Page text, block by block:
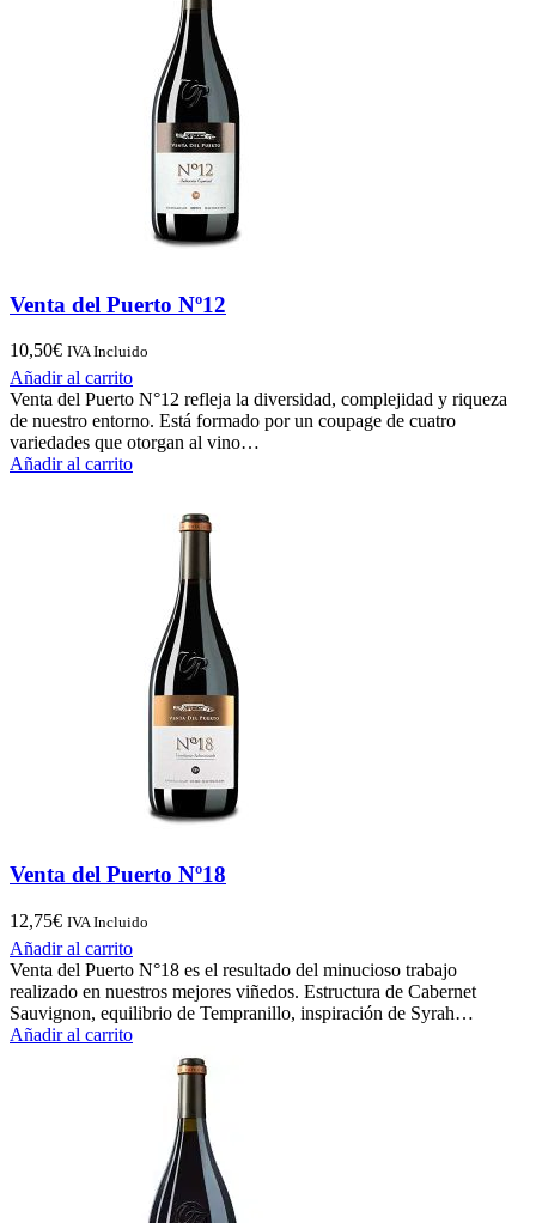
Venta del Puerto Nº12
10,50€ IVA Incluido
Añadir al carrito
Venta del Puerto N°12 refleja la diversidad, complejidad y riqueza
de nuestro entorno. Está formado por un coupage de cuatro
variedades que otorgan al vino…
Añadir al carrito
Venta del Puerto Nº18
12,75€ IVA Incluido
Añadir al carrito
Venta del Puerto N°18 es el resultado del minucioso trabajo
realizado en nuestros mejores viñedos. Estructura de Cabernet
Sauvignon, equilibrio de Tempranillo, inspiración de Syrah…
Añadir al carrito